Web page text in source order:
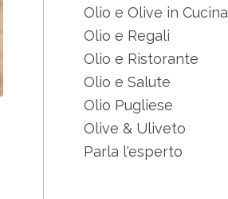
Olio e Olive in Cucina
Olio e Regali
Olio e Ristorante
Olio e Salute
Olio Pugliese
Olive & Uliveto
Parla l'esperto